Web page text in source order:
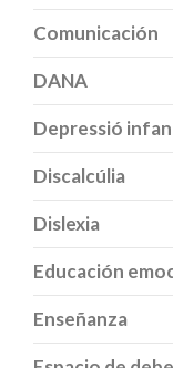
Comunicación
DANA
Depressió
Discalcúlia
Dislexia
Educación
Enseñanza